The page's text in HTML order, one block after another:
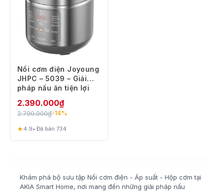
Nồi cơm điện Joyoung
JHPC – 5039 – Giải
pháp nấu ăn tiện lợi
2.390.000₫
2.790.000₫-14%
★4.9• Đã bán 734
Khám phá bộ sưu tập Nồi cơm điện - Áp suất - Hộp cơm tại
AKIA Smart Home, nơi mang đến những giải pháp nấu